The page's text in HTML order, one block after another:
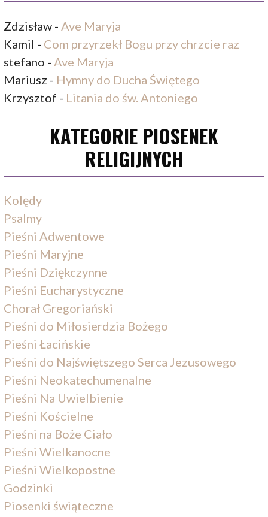
Zdzisław - Ave Maryja
Kamil - Com przyrzekł Bogu przy chrzcie raz
stefano - Ave Maryja
Mariusz - Hymny do Ducha Świętego
Krzysztof - Litania do św. Antoniego
KATEGORIE PIOSENEK
RELIGIJNYCH
Kolędy
Psalmy
Pieśni Adwentowe
Pieśni Maryjne
Pieśni Dziękczynne
Pieśni Eucharystyczne
Chorał Gregoriański
Pieśni do Miłosierdzia Bożego
Pieśni Łacińskie
Pieśni do Najświętszego Serca Jezusowego
Pieśni Neokatechumenalne
Pieśni Na Uwielbienie
Pieśni Kościelne
Pieśni na Boże Ciało
Pieśni Wielkanocne
Pieśni Wielkopostne
Godzinki
Piosenki świąteczne